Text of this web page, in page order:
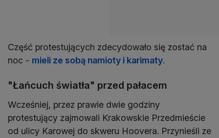
Część protestujących zdecydowało się zostać na
noc - mieli ze sobą namioty i karimaty.
"Łańcuch światła" przed pałacem
Wcześniej, przez prawie dwie godziny
protestujący zajmowali Krakowskie Przedmieście
od ulicy Karowej do skweru Hoovera. Przynieśli ze